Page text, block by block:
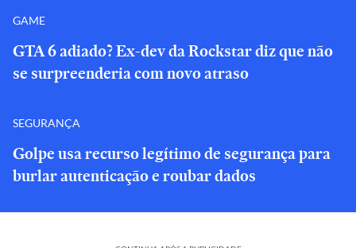
GAME
GTA 6 adiado? Ex-dev da Rockstar diz que não
se surpreenderia com novo atraso
SEGURANÇA
Golpe usa recurso legítimo de segurança para
burlar autenticação e roubar dados